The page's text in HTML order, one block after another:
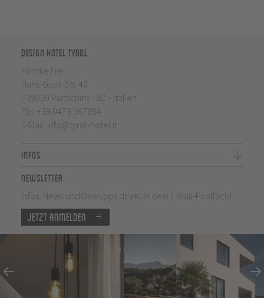
Design Hotel Tyrol
Familie Frei
Hans-Guet-Str. 40
I-39020 Partschins - BZ - Italien
Tel. +39 0473 967654
E-Mail: info@tyrol-hotel.it
Infos
Newsletter
Infos, News und Biketipps direkt in dein E-Mail-Postfach!
Jetzt anmelden